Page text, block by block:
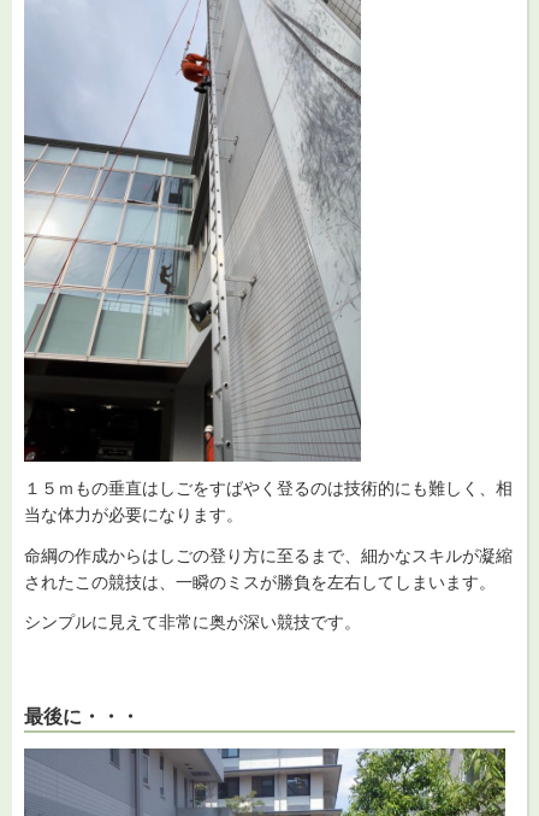
１５ｍもの垂直はしごをすばやく登るのは技術的にも難しく、相
当な体力が必要になります。
命綱の作成からはしごの登り方に至るまで、細かなスキルが凝縮
されたこの競技は、一瞬のミスが勝負を左右してしまいます。
シンプルに見えて非常に奥が深い競技です。
最後に・・・